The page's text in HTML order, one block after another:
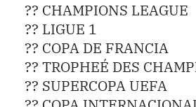
?? CHAMPIONS LEAGUE
?? LIGUE 1
?? COPA DE FRANCIA
?? TROPHEÉ DES
?? SUPERCOPA UEFA